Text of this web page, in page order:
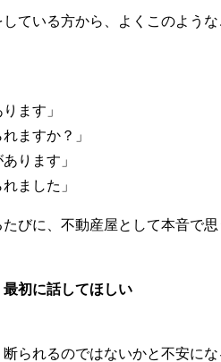
ail C m p
ている方から、よくこのような
ます」
ますか？」
ります」
ました」
びに、不動産屋として本音で思
初に話してほしい
られるのではないかと不安にな